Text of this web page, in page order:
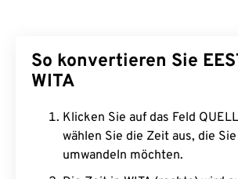
So konvertieren Sie
WITA
Klicken Sie auf das Feld
wählen Sie die Zeit aus, die
umwandeln möchten.